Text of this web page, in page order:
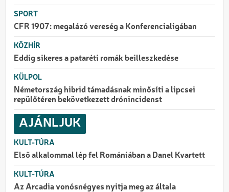
SPORT
CFR 1907: megalázó vereség a Konferencialigában
KÖZHÍR
Eddig sikeres a pataréti romák beilleszkedése
KÜLPOL
Németország hibrid támadásnak minősíti a lipcsei
repülőtéren bekövetkezett drónincidenst
AJÁNLJUK
KULT-TÚRA
Első alkalommal lép fel Romániában a Danel Kvartett
KULT-TÚRA
Az Arcadia vonósnégyes nyitja meg az általa